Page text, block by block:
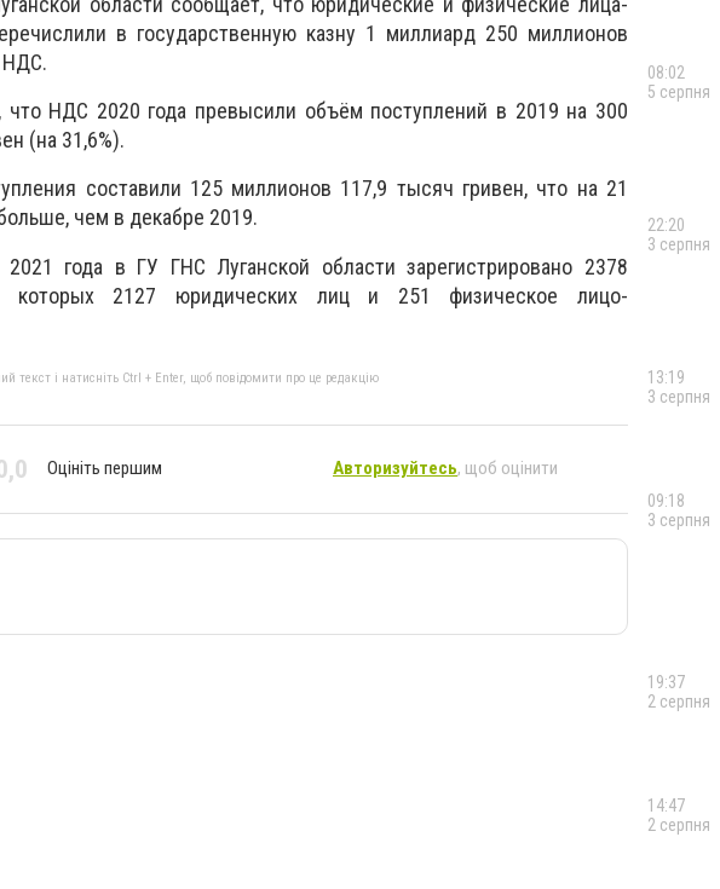
в государственную казну 1 миллиард 250 миллионов
НДС.
что НДС 2020 года превысили объём поступлений в 2019 на 300
(на 31,6%).
составили 125 миллионов 117,9 тысяч гривен, что на 21
чем в декабре 2019.
года в ГУ ГНС Луганской области зарегистрировано 2378
которых 2127 юридических лиц и 251 физическое лицо-
текст і натисніть Ctrl + Enter, щоб повідомити про це редакцію
Оцініть першим Авторизуйтесь, щоб оцінити
08:02
5 серпня
22:20
3 серпня
13:19
3 серпня
09:18
3 серпня
19:37
2 серпня
14:47
2 серпня